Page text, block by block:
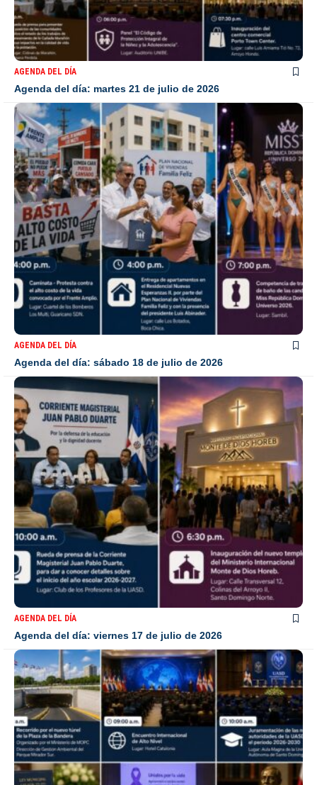
AGENDA DEL DÍA
Agenda del día: martes 21 de julio de 2026
AGENDA DEL DÍA
Agenda del día: sábado 18 de julio de 2026
AGENDA DEL DÍA
Agenda del día: viernes 17 de julio de 2026